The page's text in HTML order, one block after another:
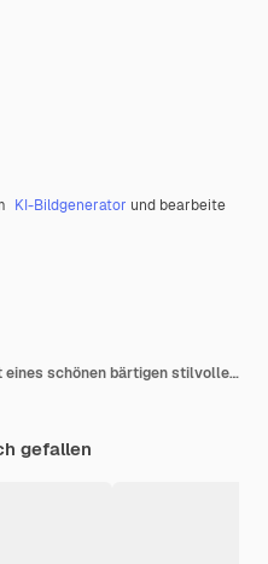
KI-Bildgenerator und bearbeite
Schließen Sie herauf Porträt eines schönen bärtigen stilvollen selbstbewussten jungen Mannes im Hemd zu Hause, während er auf die Kamera schaut
gefallen